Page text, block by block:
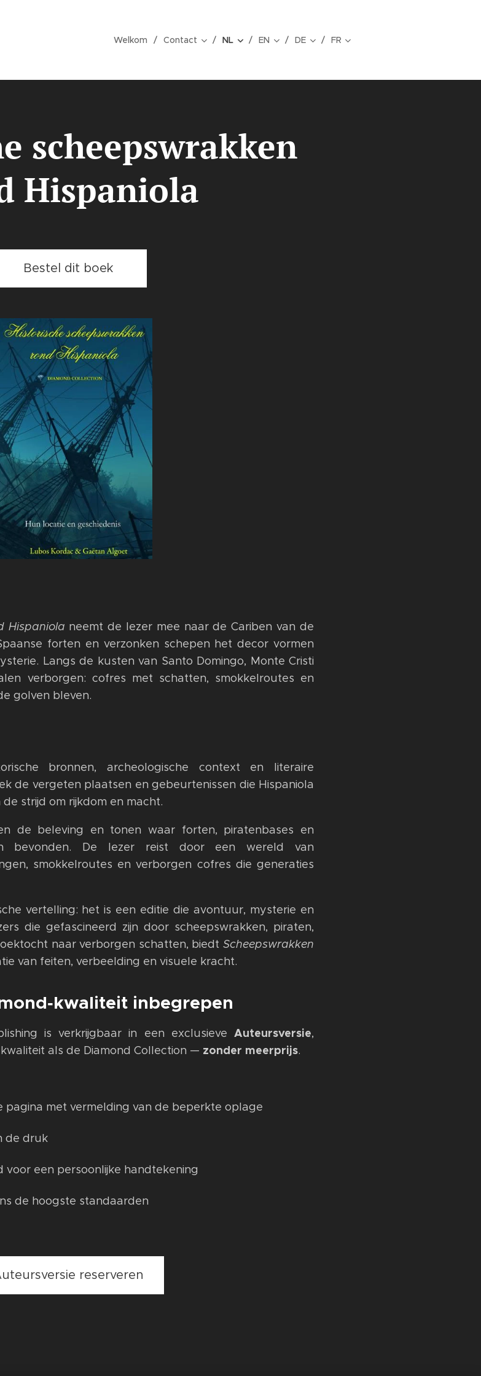
Welkom Contact NL EN DE FR
scheepswrakken
Hispaniola
Bestel dit boek
Hispaniola neemt de lezer mee naar de Cariben van de
forten en verzonken schepen het decor vormen
Langs de kusten van Santo Domingo, Monte Cristi
verborgen: cofres met schatten, smokkelroutes en
golven bleven.
bronnen, archeologische context en literaire
de vergeten plaatsen en gebeurtenissen die Hispaniola
strijd om rijkdom en macht.
de beleving en tonen waar forten, piratenbases en
bevonden. De lezer reist door een wereld van
smokkelroutes en verborgen cofres die generaties
vertelling: het is een editie die avontuur, mysterie en
die gefascineerd zijn door scheepswrakken, piraten,
naar verborgen schatten, biedt Scheepswrakken
van feiten, verbeelding en visuele kracht.
inbegrepen
is verkrijgbaar in een exclusieve Auteursversie,
als de Diamond Collection — zonder meerprijs.
pagina met vermelding van de beperkte oplage
de druk
een persoonlijke handtekening
de hoogste standaarden
reserveren